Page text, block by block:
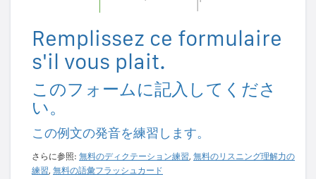
Remplissez ce formulaire
s'il vous plait.
このフォームに記入してくださ
い。
この例文の発音を練習します。
さらに参照: 無料のディクテーション練習, 無料のリスニング理解力の
練習, 無料の語彙フラッシュカード